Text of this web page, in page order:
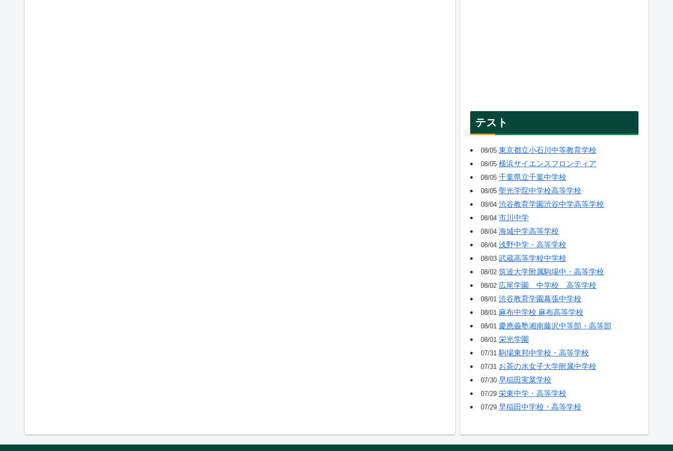
テスト
08/05 東京都立小石川中等教育学校
08/05 横浜サイエンスフロンティア
08/05 千葉県立千葉中学校
08/05 聖光学院中学校高等学校
08/04 渋谷教育学園渋谷中学高等学校
08/04 市川中学
08/04 海城中学高等学校
08/04 浅野中学・高等学校
08/03 武蔵高等学校中学校
08/02 筑波大学附属駒場中・高等学校
08/02 広尾学園 中学校 高等学校
08/01 渋谷教育学園幕張中学校
08/01 麻布中学校 麻布高等学校
08/01 慶應義塾湘南藤沢中等部・高等部
08/01 栄光学園
07/31駒場東邦中学校・高等学校
07/31 お茶の水女子大学附属中学校
07/30 早稲田実業学校
07/29 栄東中学・高等学校
07/29 早稲田中学校・高等学校